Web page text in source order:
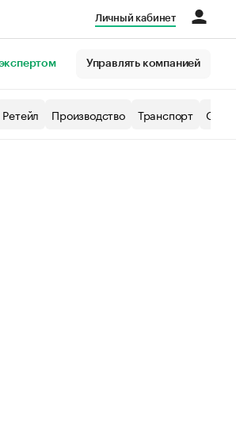
Личный кабинет
Управлять компанией
Ретейл Производство Транспорт